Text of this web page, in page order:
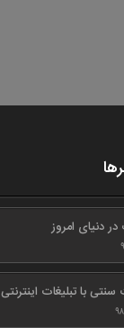
دنیای امروز
سنتی با تبلیغات اینترنتی